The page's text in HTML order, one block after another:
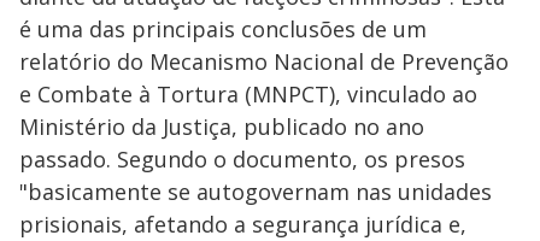
é uma das principais conclusões de um
relatório do Mecanismo Nacional de Prevenção
e Combate à Tortura (MNPCT), vinculado ao
Ministério da Justiça, publicado no ano
passado. Segundo o documento, os presos
"basicamente se autogovernam nas unidades
prisionais, afetando a segurança jurídica e,